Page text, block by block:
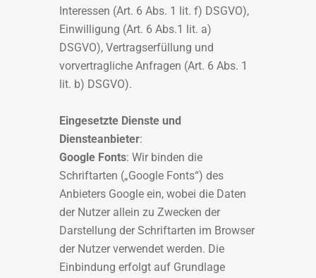
Interessen (Art. 6 Abs. 1 lit. f) DSGVO),
Einwilligung (Art. 6 Abs.1 lit. a)
DSGVO), Vertragserfüllung und
vorvertragliche Anfragen (Art. 6 Abs. 1
lit. b) DSGVO).
Eingesetzte Dienste und
Diensteanbieter:
Google Fonts: Wir binden die
Schriftarten („Google Fonts“) des
Anbieters Google ein, wobei die Daten
der Nutzer allein zu Zwecken der
Darstellung der Schriftarten im Browser
der Nutzer verwendet werden. Die
Einbindung erfolgt auf Grundlage